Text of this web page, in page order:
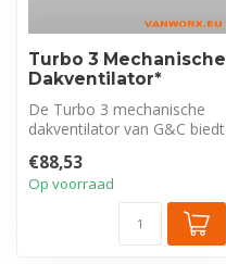
Turbo 3 Mechanische
Dakventilator*
De Turbo 3 mechanische
dakventilator van G&C biedt
op...
€88,53
Op voorraad